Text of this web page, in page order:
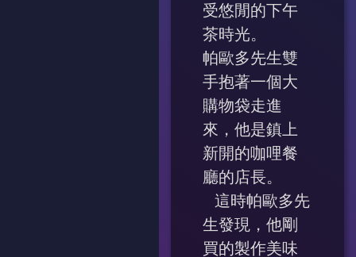
受悠閒的下午
茶時光。
帕歐多先生雙
手抱著一個大
購物袋走進
來，他是鎮上
新開的咖哩餐
廳的店長。
這時帕歐多先
生發現，他剛
買的製作美味